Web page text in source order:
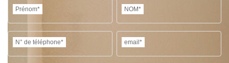
Prénom* NOM*
N° de téléphone* email*